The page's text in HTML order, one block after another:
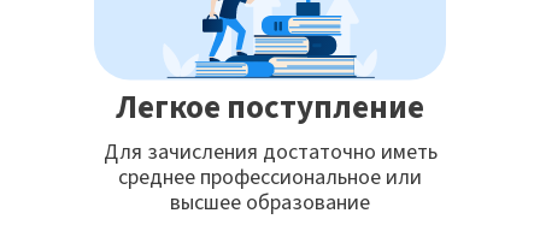
Легкое поступление
Для зачисления достаточно иметь
среднее профессиональное или
высшее образование